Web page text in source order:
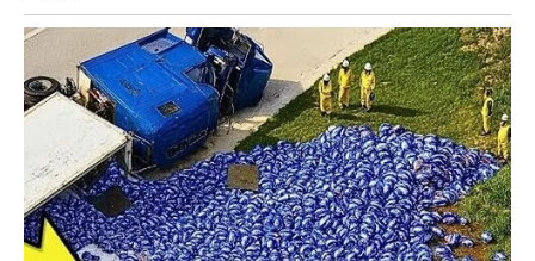
prednost.
Vjerujte činjenicama koje dolaze do vas.
STRIJELAC
Strijelčevima se otvara prilika koja zaslužuje pažnju.
Možda djeluje kao mala stvar, ali bi mogla imati veoma